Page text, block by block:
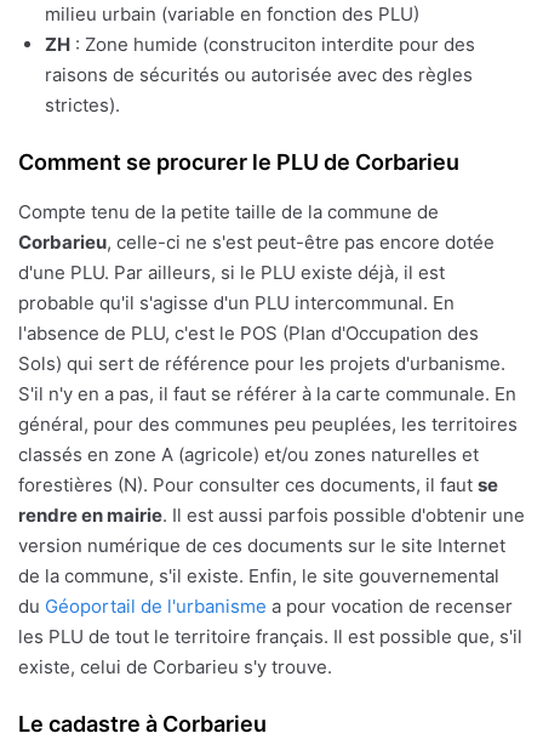
milieu urbain (variable en fonction des PLU)
ZH : Zone humide (construciton interdite pour des
raisons de sécurités ou autorisée avec des règles
strictes).
Comment se procurer le PLU de Corbarieu
Compte tenu de la petite taille de la commune de
Corbarieu, celle-ci ne s'est peut-être pas encore dotée
d'une PLU. Par ailleurs, si le PLU existe déjà, il est
probable qu'il s'agisse d'un PLU intercommunal. En
l'absence de PLU, c'est le POS (Plan d'Occupation des
Sols) qui sert de référence pour les projets d'urbanisme.
S'il n'y en a pas, il faut se référer à la carte communale. En
général, pour des communes peu peuplées, les territoires
classés en zone A (agricole) et/ou zones naturelles et
forestières (N). Pour consulter ces documents, il faut se
rendre en mairie. Il est aussi parfois possible d'obtenir une
version numérique de ces documents sur le site Internet
de la commune, s'il existe. Enfin, le site gouvernemental
du Géoportail de l'urbanisme a pour vocation de recenser
les PLU de tout le territoire français. Il est possible que, s'il
existe, celui de Corbarieu s'y trouve.
Le cadastre à Corbarieu